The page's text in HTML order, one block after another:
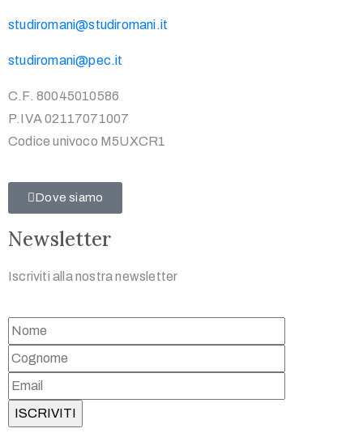
studiromani@studiromani.it
studiromani@pec.it
C.F. 80045010586
P.IVA 02117071007
Codice univoco M5UXCR1
Dove siamo
Newsletter
Iscriviti alla nostra newsletter